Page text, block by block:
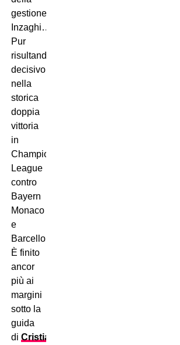
gestione
Inzaghi…
Pur
risultando
decisivo
nella
storica
doppia
vittoria
in
Champions
League
contro
Bayern
Monaco
e
Barcellona…
È finito
ancor
più ai
margini
sotto la
guida
di Cristian